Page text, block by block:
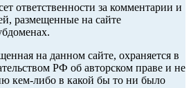
ответственности за комментарии и
размещенные на сайте
на данном сайте, охраняется в
РФ об авторском праве и не
кем-либо в какой бы то ни было